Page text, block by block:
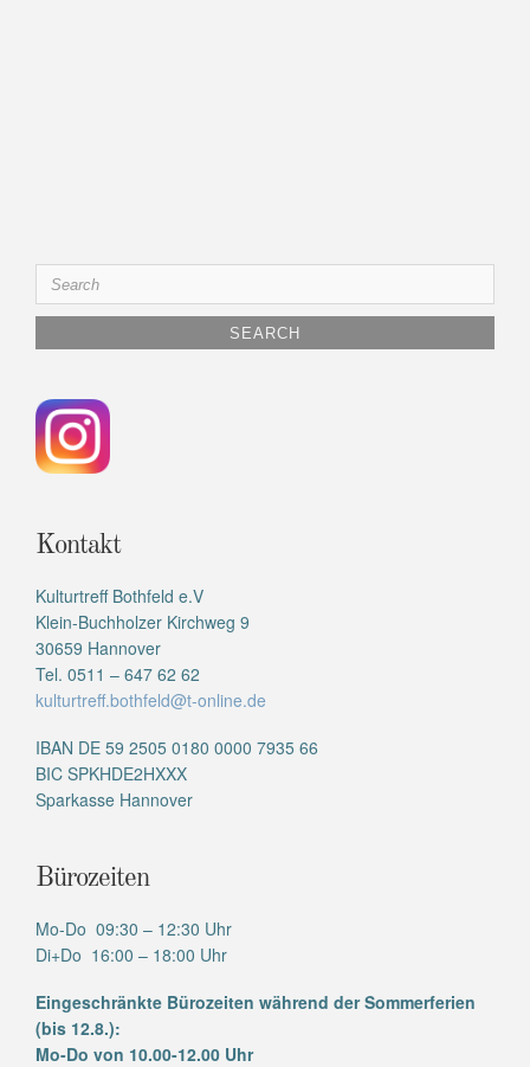
Search
for:
Kontakt
Kulturtreff Bothfeld e.V
Klein-Buchholzer Kirchweg 9
30659 Hannover
Tel. 0511 – 647 62 62
kulturtreff.bothfeld@t-online.de
IBAN DE 59 2505 0180 0000 7935 66
BIC SPKHDE2HXXX
Sparkasse Hannover
Bürozeiten
Mo-Do 09:30 – 12:30 Uhr
Di+Do 16:00 – 18:00 Uhr
Eingeschränkte Bürozeiten während der Sommerferien
(bis 12.8.):
Mo-Do von 10.00-12.00 Uhr